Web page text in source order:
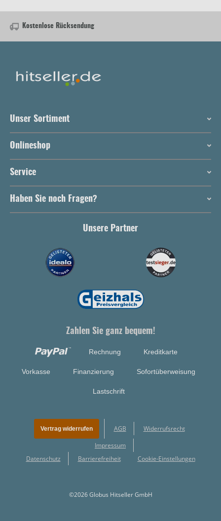
Kostenlose Rücksendung
Unser Sortiment
Onlineshop
Service
Haben Sie noch Fragen?
Unsere Partner
Zahlen Sie ganz bequem!
Rechnung Kreditkarte
Vorkasse Finanzierung Sofortüberweisung
Lastschrift
©2026 Globus Hitseller GmbH
Vertrag widerrufen AGB Widerrufsrecht
Impressum
Datenschutz
Barrierefreiheit Cookie-Einstellungen